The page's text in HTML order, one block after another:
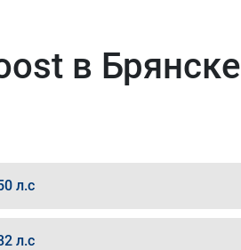
в Брянске
л.с
л.с